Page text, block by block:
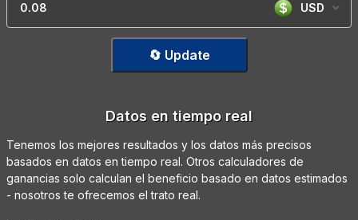
USD
🔄 Update
Datos en tiempo real
Tenemos los mejores resultados y los datos más precisos
basados en datos en tiempo real. Otros calculadores de
ganancias solo calculan el beneficio basado en datos estimados
- nosotros te ofrecemos el trato real.